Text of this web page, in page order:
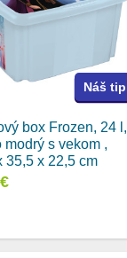
Náš tip
box Frozen, 24 l,
modrý s vekom ,
35,5 x 22,5 cm